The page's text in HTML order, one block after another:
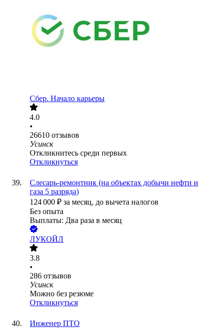
Сбер. Начало карьеры
4.0
•
26610 отзывов
Усинск
Откликнитесь среди первых
Откликнуться
Слесарь-ремонтник (на объектах добычи нефти и
газа 5 разряда)
124 000 ₽ за месяц, до вычета налогов
Без опыта
Выплаты: Два раза в месяц
ЛУКОЙЛ
3.8
•
286 отзывов
Усинск
Можно без резюме
Откликнуться
Инженер ПТО